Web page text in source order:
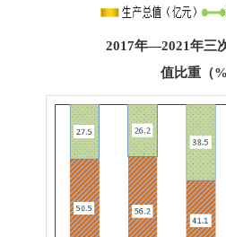
2017年—2021年三次
值比重（%